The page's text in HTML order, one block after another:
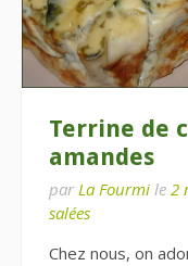
Terrine de
amandes
par La Fourmi le 2
salées
Chez nous, on